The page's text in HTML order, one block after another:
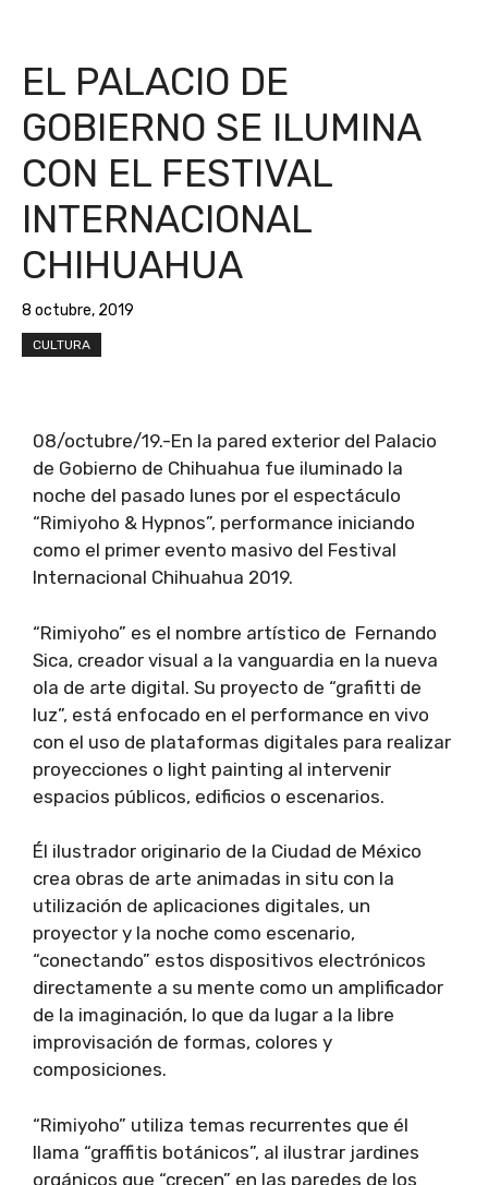
EL PALACIO DE
GOBIERNO SE ILUMINA
CON EL FESTIVAL
INTERNACIONAL
CHIHUAHUA
8 octubre, 2019
CULTURA
08/octubre/19.-En la pared exterior del Palacio
de Gobierno de Chihuahua fue iluminado la
noche del pasado lunes por el espectáculo
“Rimiyoho & Hypnos”, performance iniciando
como el primer evento masivo del Festival
Internacional Chihuahua 2019.
“Rimiyoho” es el nombre artístico de Fernando
Sica, creador visual a la vanguardia en la nueva
ola de arte digital. Su proyecto de “grafitti de
luz”, está enfocado en el performance en vivo
con el uso de plataformas digitales para realizar
proyecciones o light painting al intervenir
espacios públicos, edificios o escenarios.
Él ilustrador originario de la Ciudad de México
crea obras de arte animadas in situ con la
utilización de aplicaciones digitales, un
proyector y la noche como escenario,
“conectando” estos dispositivos electrónicos
directamente a su mente como un amplificador
de la imaginación, lo que da lugar a la libre
improvisación de formas, colores y
composiciones.
“Rimiyoho” utiliza temas recurrentes que él
llama “graffitis botánicos”, al ilustrar jardines
orgánicos que “crecen” en las paredes de los